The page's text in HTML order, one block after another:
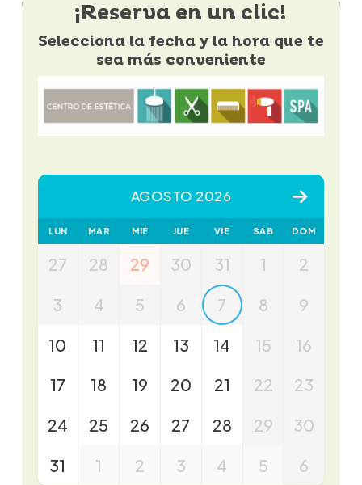
¡Reserva en un clic!
Selecciona la fecha y la hora que te
sea más conveniente
AGOSTO 2026
LUN MAR MIÉ JUE VIE SÁB DOM
27 28 29 30 31 1
2
3
4 5 6 7 8
9
10
11 12 13 14 15
16
17
18 19 20 21 22
23
24
25 26 27 28 29
30
31
1 2 3 4 5 6